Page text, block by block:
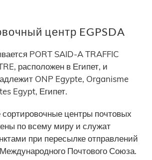
центр EGPSDA
PORT SAID-A TRAFFIC
расположен в Египет, и
ONP Egypte, Organisme
Egypt, Египет.
центры почтовых
по всему миру и служат
при пересылке отправлений
Почтового Союза.